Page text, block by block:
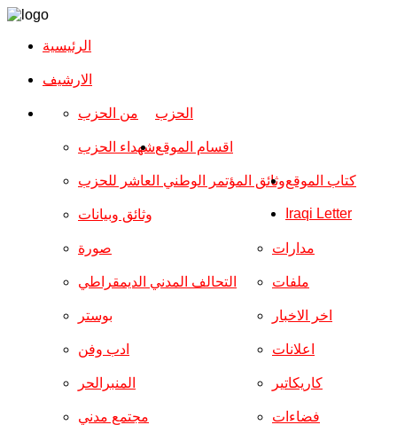
الرئيسية
الارشیف
الحزب من الحزب
شهداء الحزب
وثائق المؤتمر الوطني العاشر للحزب
وثائق وبيانات
اقسام الموقع
صورة
التحالف المدني الديمقراطي
بوستر
ادب وفن
المنبرالحر
مجتمع مدني
مدارات
ملفات
اخر الاخبار
اعلانات
كاريكاتير
فضاءات
كتاب الموقع
Iraqi Letter